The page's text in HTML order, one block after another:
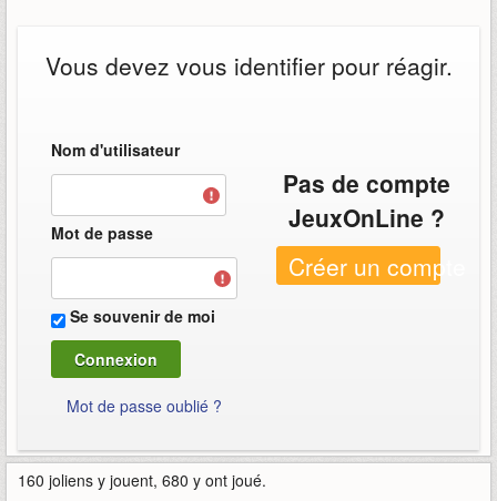
Vous devez vous identifier pour réagir.
Nom d'utilisateur
Mot de passe
Se souvenir de moi
Mot de passe oublié ?
Pas de compte
JeuxOnLine ?
Créer un compte
160 joliens y jouent, 680 y ont joué.